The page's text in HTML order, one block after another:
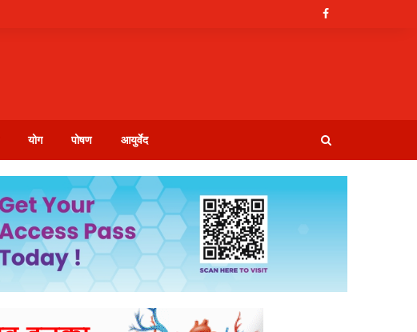
योग पोषण आयुर्वेद